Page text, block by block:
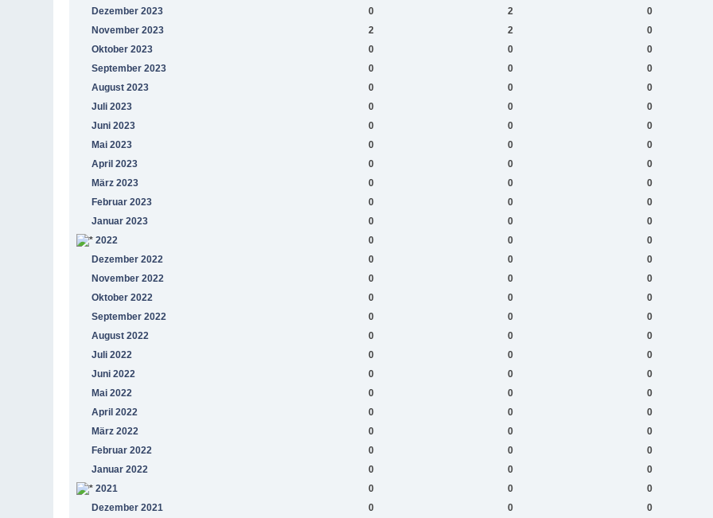
Dezember 2023
0 2
0
November 2023
2 2
0
Oktober 2023
0 0
0
September 2023
0 0
0
August 2023
0 0
0
Juli 2023
0 0
0
Juni 2023
0 0
0
Mai 2023
0 0
0
April 2023
0 0
0
März 2023
0 0
0
Februar 2023
0 0
0
Januar 2023
0 0
0
2022
0 0
0
Dezember 2022
0 0
0
November 2022
0 0
0
Oktober 2022
0 0
0
September 2022
0 0
0
August 2022
0 0
0
Juli 2022
0 0
0
Juni 2022
0 0
0
Mai 2022
0 0
0
April 2022
0 0
0
März 2022
0 0
0
Februar 2022
0 0
0
Januar 2022
0 0
0
2021
0 0
0
Dezember 2021
0 0
0